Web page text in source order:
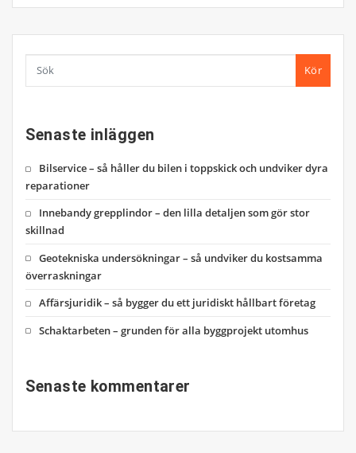
Kör
Senaste inläggen
Bilservice – så håller du bilen i toppskick och undviker dyra
reparationer
Innebandy grepplindor – den lilla detaljen som gör stor
skillnad
Geotekniska undersökningar – så undviker du kostsamma
överraskningar
Affärsjuridik – så bygger du ett juridiskt hållbart företag
Schaktarbeten – grunden för alla byggprojekt utomhus
Senaste kommentarer